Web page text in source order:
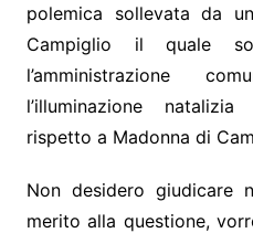
polemica sollevata da
Campiglio il quale
l’amministrazione
l’illuminazione
rispetto a Madonna di
Non desidero giudicare
merito alla questione,